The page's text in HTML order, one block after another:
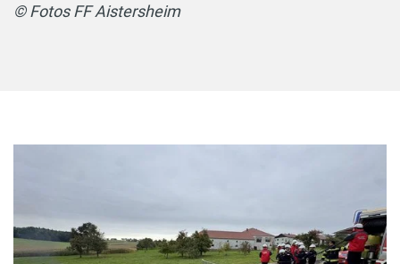
© Fotos FF Aistersheim